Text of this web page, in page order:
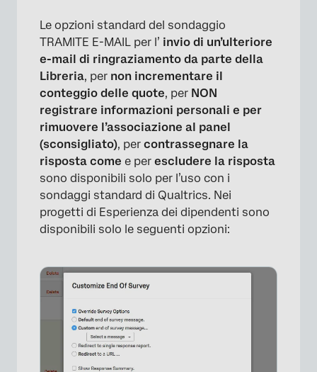
Le opzioni standard del sondaggio
TRAMITE E-MAIL per l’ invio di un’ulteriore
e-mail di ringraziamento da parte della
Libreria, per non incrementare il
conteggio delle quote, per NON
registrare informazioni personali e per
rimuovere l’associazione al panel
(sconsigliato), per contrassegnare la
risposta come e per escludere la risposta
sono disponibili solo per l’uso con i
sondaggi standard di Qualtrics. Nei
progetti di Esperienza dei dipendenti sono
disponibili solo le seguenti opzioni: